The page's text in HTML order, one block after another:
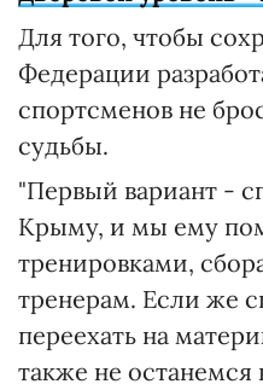
Для того, чтобы
Федерации
спортсменов не
судьбы.
"Первый вариант -
Крыму, и мы ему
тренировками,
тренерам. Если же
переехать на
также не останемся